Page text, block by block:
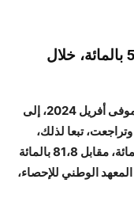
إلى 54 بالمائة، خلال
وتحوّلت قيمته من نحو 4،7 مليار دينار، في موفى أفريل 2024، إلى
7،3 مليار دينار، موفى أفريل 2025، وتراجعت، تبعا لذلك،
نسبة تغطية الواردات بالصادرات إلى 74 بالمائة، مقابل 81،8 بالمائة
المعهد الوطني للإحصاء،